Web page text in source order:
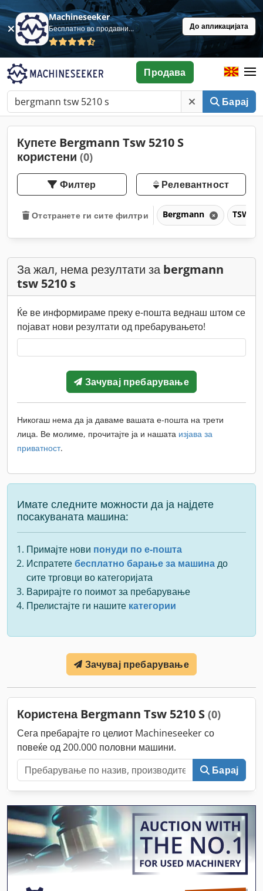
Machineseeker
Бесплатно во продавница До апликацијата
Барај
Продава
Купете Bergmann Tsw 5210 S
користени (0)
Филтер Релевантност
Отстранете ги сите филтри Bergmann TSW
За жал, нема резултати за bergmann
tsw 5210 s
Ќе ве информираме преку е-пошта веднаш штом се
појават нови резултати од пребарувањето!
Зачувај пребарување
Никогаш нема да ја даваме вашата е-пошта на трети
лица. Ве молиме, прочитајте ја и нашата изјава за
приватност.
Имате следните можности да ја најдете
посакуваната машина:
Примајте нови понуди по е-пошта
Испратетебесплатно барање за машинадо
сите трговци во категоријата
Варирајте го поимот за пребарување
Прелистајте ги нашите категории
Зачувај пребарување
Користена Bergmann Tsw 5210 S (0)
Сега пребарајте го целиот Machineseeker со
повеќе од 200.000 половни машини.
Барај